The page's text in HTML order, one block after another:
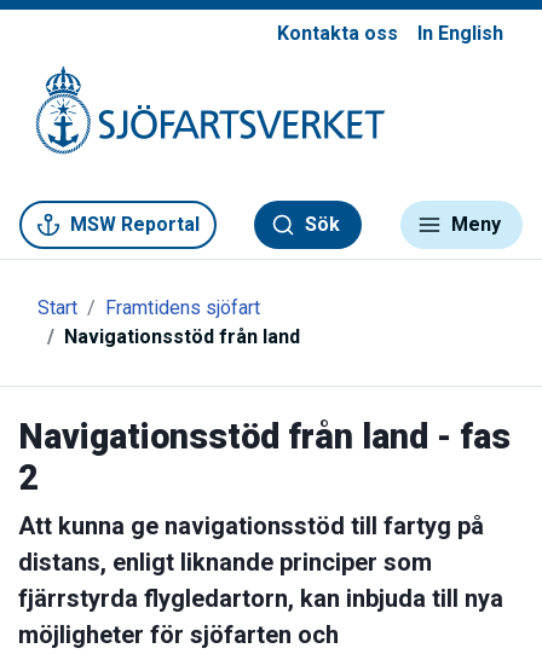
Kontakta oss In English
MSW Reportal Sök Meny
Start
Framtidens sjöfart
Navigationsstöd från land
Navigationsstöd från land - fas
2
Att kunna ge navigationsstöd till fartyg på
distans, enligt liknande principer som
fjärrstyrda flygledartorn, kan inbjuda till nya
möjligheter för sjöfarten och